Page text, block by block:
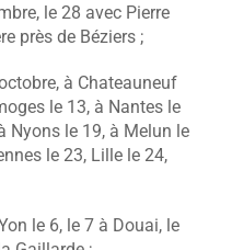
le 28 avec Pierre
près de Béziers ;
à Chateauneuf
le 13, à Nantes le
Nyons le 19, à Melun le
le 23, Lille le 24,
le 6, le 7 à Douai, le